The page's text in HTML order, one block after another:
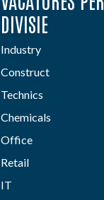
DIVISIE
Industry
Construct
Technics
Chemicals
Office
Retail
IT